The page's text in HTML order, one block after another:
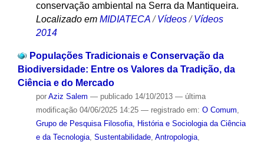
conservação ambiental na Serra da Mantiqueira.
Localizado em MIDIATECA /Vídeos /Vídeos
2014
Populações Tradicionais e Conservação da
Biodiversidade: Entre os Valores da Tradição, da
Ciência e do Mercado
por Aziz Salem — publicado14/10/2013 — última
modificação04/06/2025 14:25 — registrado em: O Comum
Grupo de Pesquisa Filosofia, História e Sociologia da Ciência
e da Tecnologia, Sustentabilidade, Antropologia,